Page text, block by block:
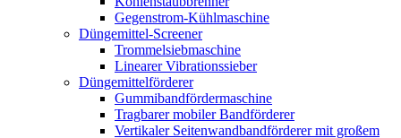
Gegenstrom-Kühlmaschine
Düngemittel-Screener
Trommelsiebmaschine
Linearer Vibrationssieber
Düngemittelförderer
Gummibandfördermaschine
Tragbarer mobiler Bandförderer
Vertikaler Seitenwandbandförderer mit großem